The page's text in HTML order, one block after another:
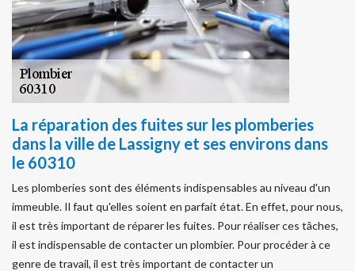
La réparation des fuites sur les plomberies
dans la ville de Lassigny et ses environs dans
le 60310
Les plomberies sont des éléments indispensables au niveau d'un
immeuble. Il faut qu'elles soient en parfait état. En effet, pour nous,
il est très important de réparer les fuites. Pour réaliser ces tâches,
il est indispensable de contacter un plombier. Pour procéder à ce
genre de travail, il est très important de contacter un